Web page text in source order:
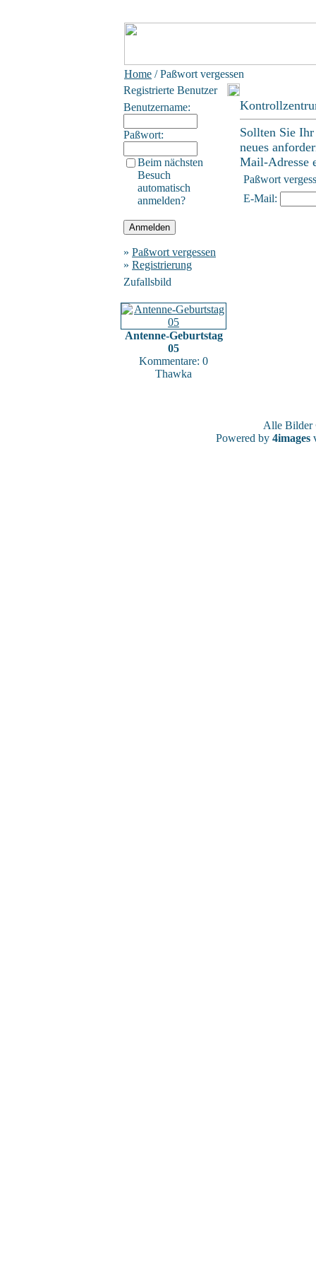
Home / Paßwort vergessen
Registrierte Benutzer
Benutzername:
Paßwort:
Beim nächsten
Besuch
automatisch
anmelden?
» Paßwort vergessen
» Registrierung
Zufallsbild
Antenne-Geburtstag
05
Kommentare: 0
Thawka
Sollten Sie
neues
Mail-Adresse
Paßwort
E-Mail:
Alle
Powered by 4images